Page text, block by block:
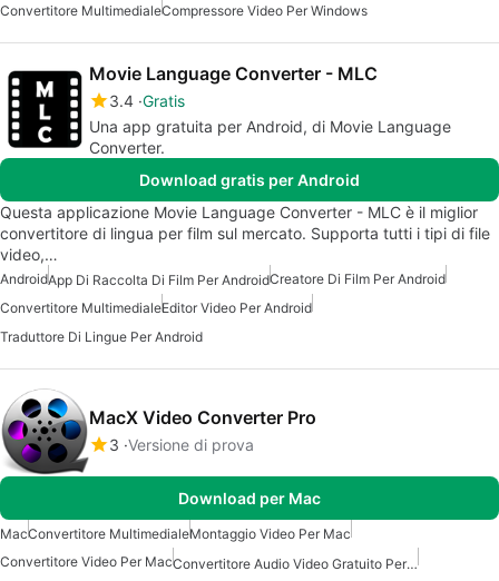
Convertitore MultimedialeCompressore Video Per Windows
Movie Language Converter - MLC
3.4 Gratis
Una app gratuita per Android, di Movie Language
Converter.
Download gratis per Android
Questa applicazione Movie Language Converter - MLC è il miglior
convertitore di lingua per film sul mercato. Supporta tutti i tipi di file
video,…
AndroidApp Di Raccolta Di Film Per AndroidCreatore Di Film Per Android
Convertitore MultimedialeEditor Video Per Android
Traduttore Di Lingue Per Android
MacX Video Converter Pro
3 Versione di prova
Download per Mac
MacConvertitore MultimedialeMontaggio Video Per Mac
Convertitore Video Per Mac
Convertitore Audio Video Gratuito Per Mac